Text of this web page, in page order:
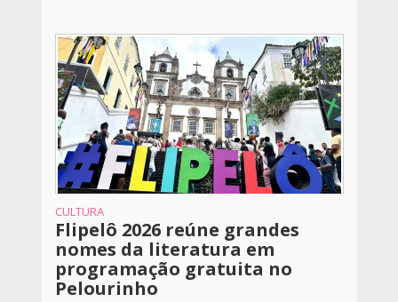
CULTURA
Flipelô 2026 reúne grandes
nomes da literatura em
programação gratuita no
Pelourinho